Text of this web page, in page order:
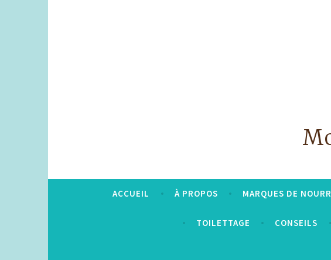
ACCUEIL À PROPOS MARQUES DE
TOILETTAGE CONSEILS